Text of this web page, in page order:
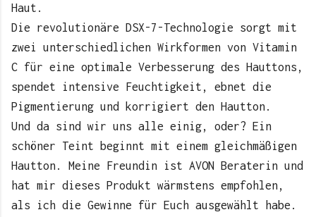
Haut.
Die revolutionäre DSX-7-Technologie sorgt mit
zwei unterschiedlichen Wirkformen von Vitamin
C für eine optimale Verbesserung des Hauttons,
spendet intensive Feuchtigkeit, ebnet die
Pigmentierung und korrigiert den Hautton.
Und da sind wir uns alle einig, oder? Ein
schöner Teint beginnt mit einem gleichmäßigen
Hautton. Meine Freundin ist AVON Beraterin und
hat mir dieses Produkt wärmstens empfohlen,
als ich die Gewinne für Euch ausgewählt habe.